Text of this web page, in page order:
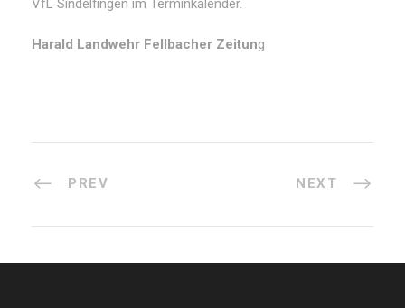
VfL Sindelfingen im Terminkalender.
Harald Landwehr Fellbacher Zeitung
PREV NEXT